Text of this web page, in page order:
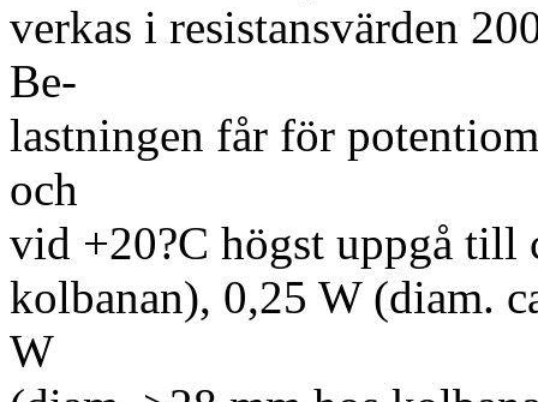
verkas i resistansvärden
Be-
lastningen får för
och
vid +20?C högst uppgå
kolbanan), 0,25 W (diam.
W